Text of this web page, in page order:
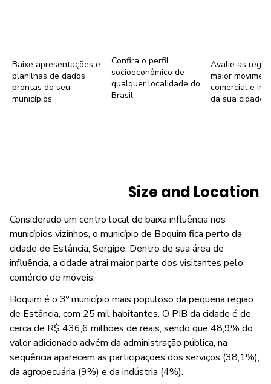
Baixe apresentações e
planilhas de dados
prontas do seu
municípios
Confira o perfil
socioeconômico de
qualquer localidade do
Brasil
Avalie as
maior
comercial e
da sua cidade
Size and Location
Considerado um centro local de baixa influência nos
municípios vizinhos, o município de Boquim fica perto da
cidade de Estância, Sergipe. Dentro de sua área de
influência, a cidade atrai maior parte dos visitantes pelo
comércio de móveis.
Boquim é o 3º município mais populoso da pequena região
de Estância, com 25 mil habitantes. O PIB da cidade é de
cerca de R$ 436,6 milhões de reais, sendo que 48,9% do
valor adicionado advém da administração pública, na
sequência aparecem as participações dos serviços (38,1%),
da agropecuária (9%) e da indústria (4%).